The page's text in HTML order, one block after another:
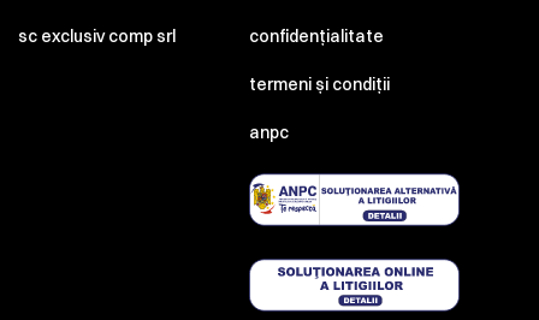
sc exclusiv comp srl confidențialitate
termeni și condiții
anpc